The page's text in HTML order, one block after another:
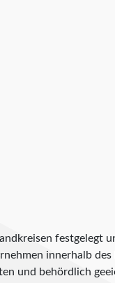
festgelegt
innerhalb
und behördlich